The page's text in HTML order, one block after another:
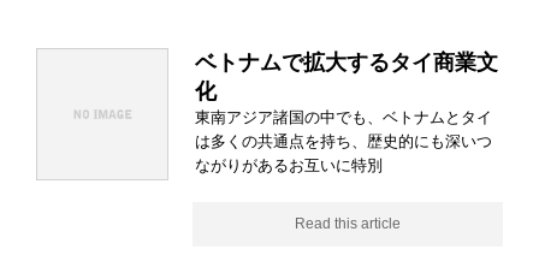
ベトナムで拡大するタイ商業文
化
東南アジア諸国の中でも、ベトナムとタイ
は多くの共通点を持ち、歴史的にも深いつ
ながりがあるお互いに特別
Read this article